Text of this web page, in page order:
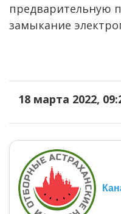
предварительную
замыкание
18 марта 2022,